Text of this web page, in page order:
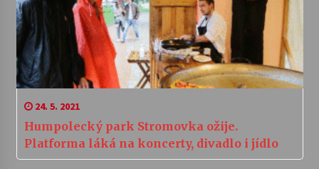
24. 5. 2021
Humpolecký park Stromovka ožije.
Platforma láká na koncerty, divadlo i jídlo